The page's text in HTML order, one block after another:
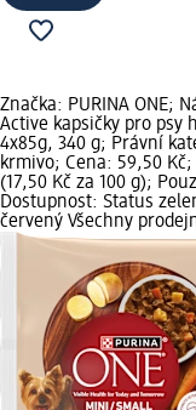
Značka: PURINA ONE;
Active kapsičky pro psy
4x85g, 340 g; Právní
krmivo; Cena: 59,50
(17,50 Kč za 100 g);
Dostupnost: Status
červený Všechny